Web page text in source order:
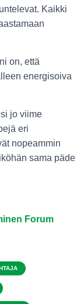
Kaikki
on, että
energisoiva
jo viime
eri
nopeammin
sama päde
Forum